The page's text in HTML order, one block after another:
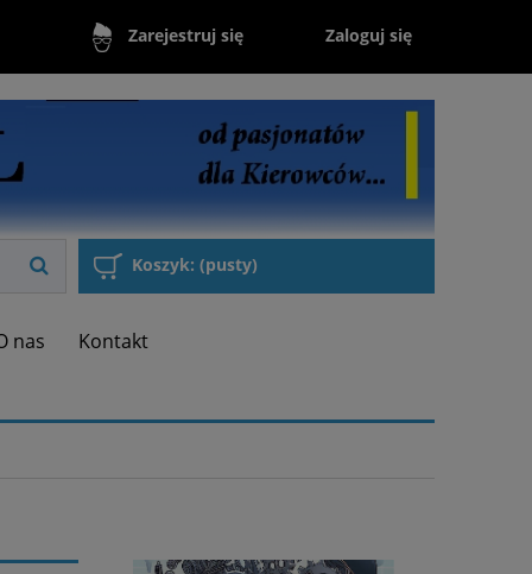
Zarejestruj się Zaloguj się
Koszyk: (pusty)
nas Kontakt